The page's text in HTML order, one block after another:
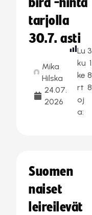
bird -hinta
tarjolla
30.7. asti
Mika
Hilska
24.07.
2026
Lu
ku
ke
rt
oj
a:
3
1
8
8
Suomen
naiset
leireilevät